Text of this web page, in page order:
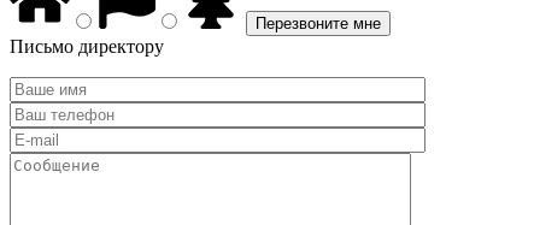
Письмо директору